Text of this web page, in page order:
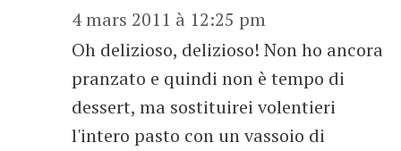
4 mars 2011 à 12:25 pm
Oh delizioso, delizioso! Non ho ancora
pranzato e quindi non è tempo di
dessert, ma sostituirei volentieri
l'intero pasto con un vassoio di